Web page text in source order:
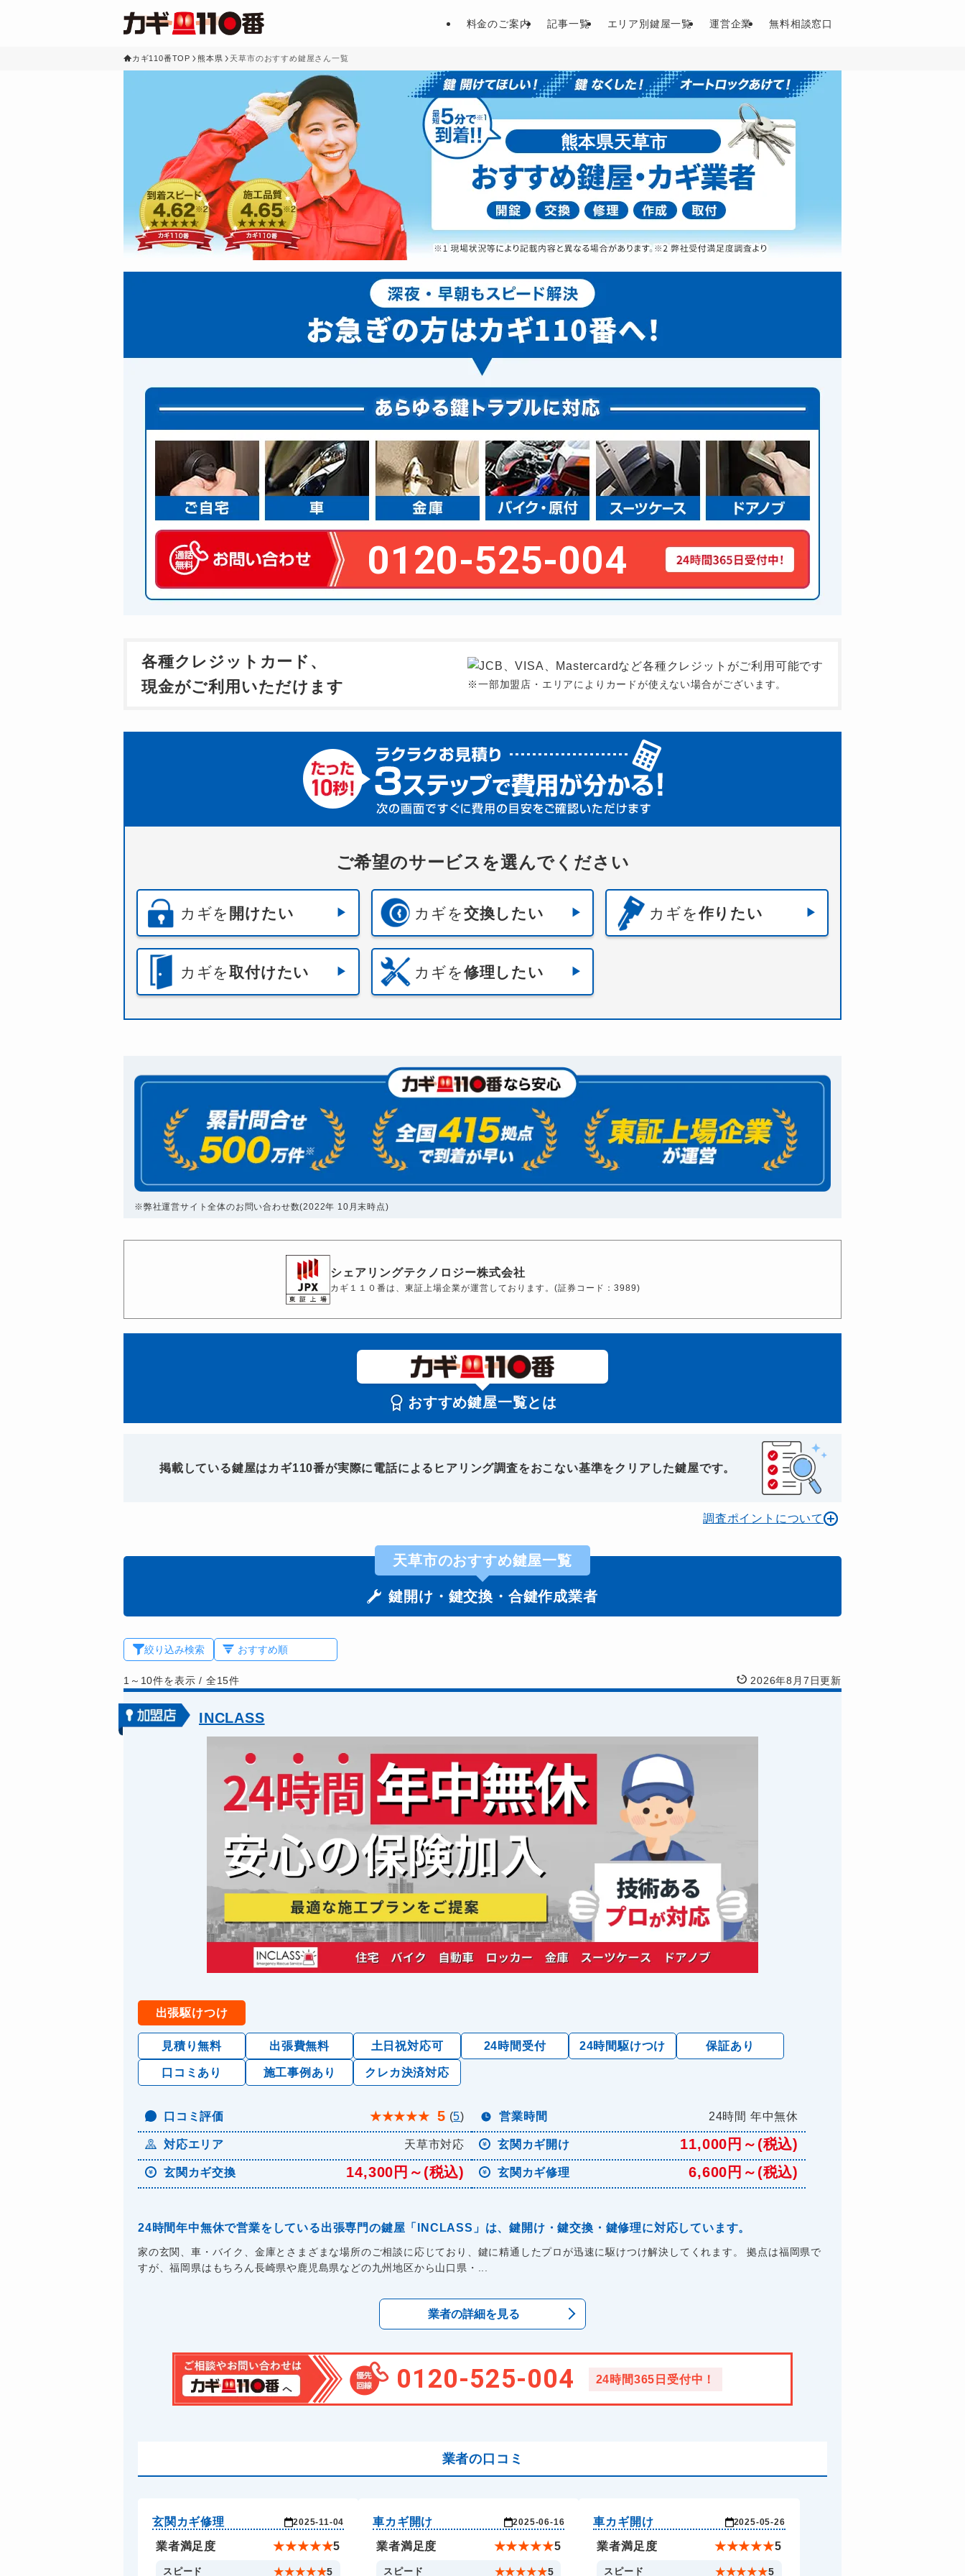
料金のご案内 記事一覧 エリア別鍵屋一覧 運営企業 無料相談窓口
カギ110番TOP 熊本県 天草市のおすすめ鍵屋さん一覧
熊本県天草市
0120-525-004
各種クレジットカード、
現金がご利用いただけます
※一部加盟店・エリアによりカードが使えない場合がございます。
ご希望のサービスを選んでください
カギを 開けたい カギを交換したい カギを作りたい
カギを取付けたい カギを修理したい
※弊社運営サイト全体のお問い合わせ数(2022年 10月末時点)
シェアリングテクノロジー株式会社
カギ１１０番は、東証上場企業が運営しております。(証券コード：3989)
おすすめ鍵屋一覧とは
掲載している鍵屋はカギ110番が実際に電話によるヒアリング調査をおこない基準をクリアした鍵屋です。
調査ポイントについて
天草市のおすすめ鍵屋一覧
鍵開け・鍵交換・合鍵作成業者
絞り込み検索
1～10件を表示/ 全15件 2026年8月7日更新
INCLASS
出張駆けつけ
見積り無料 出張費無料 土日祝対応可 24時間受付 24時間駆けつけ 保証あり
口コミあり 施工事例あり クレカ決済対応
口コミ評価 ★★★★★ 5 (5) 営業時間 24時間 年中無休
対応エリア 天草市対応 玄関カギ開け 11,000円～(税込)
玄関カギ交換 14,300円～(税込) 玄関カギ修理 6,600円～(税込)
24時間年中無休で営業をしている出張専門の鍵屋「INCLASS」は、鍵開け・鍵交換・鍵修理に対応しています。
家の玄関、車・バイク、金庫とさまざまな場所のご相談に応じており、鍵に精通したプロが迅速に駆けつけ解決してくれます。 拠点は福岡県で
すが、福岡県はもちろん長崎県や鹿児島県などの九州地区から山口県・...
業者の詳細を見る
0120-525-004 24時間365日受付中！
業者の口コミ
玄関カギ修理 2025-11-04
業者満足度 ★★★★★5
スピード ★★★★★5
車カギ開け 2025-06-16
業者満足度 ★★★★★5
スピード ★★★★★5
車カギ開け 2025-05-26
業者満足度 ★★★★★5
スピード ★★★★★5